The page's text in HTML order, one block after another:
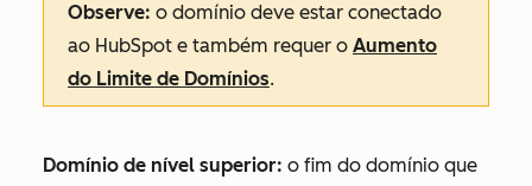
Observe: o domínio deve estar conectado
ao HubSpot e também requer o Aumento
do Limite de Domínios.
Domínio de nível superior: o fim do domínio que